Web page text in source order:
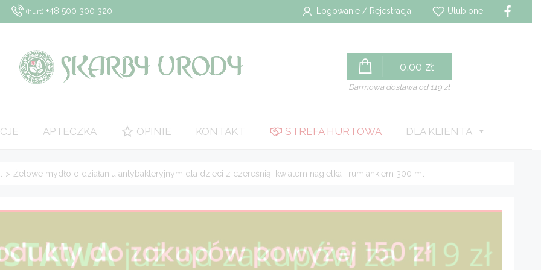
(hurt)+48 500 300 320 Logowanie / Rejestracja Ulubione
0,00 zł
Darmowa dostawa od 119 zł
APTECZKA OPINIE KONTAKT STREFA HURTOWA DLA KLIENTA
> Żelowe mydło o działaniu antybakteryjnym dla dzieci z czereśnią, kwiatem nagietka i rumiankiem 300 ml